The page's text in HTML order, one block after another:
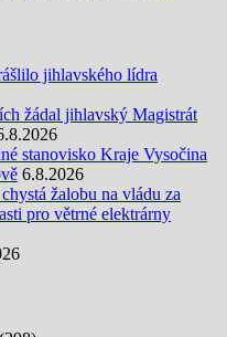
jihlavského lídra
žádal jihlavský Magistrát
stanovisko Kraje Vysočina
6.8.2026
žalobu na vládu za
pro větrné elektrárny